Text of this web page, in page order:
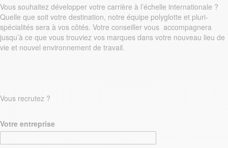
Vous souhaitez développer votre carrière à l’échelle internationale ?
Quelle que soit votre destination, notre équipe polyglotte et pluri-
spécialités sera à vos côtés. Votre conseiller vous accompagnera
jusqu’à ce que vous trouviez vos marques dans votre nouveau lieu de
vie et nouvel environnement de travail.
Vous recrutez ?
Votre entreprise